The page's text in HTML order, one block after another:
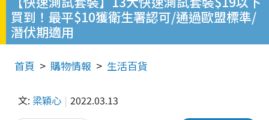
買到！最平$10獲衛生署認可/通過歐盟標準/
潛伏期適用
首頁 購物情報 生活百貨
文: 梁穎心 2022.03.13